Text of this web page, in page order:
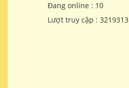
Đang online : 10
Lượt truy cập : 3219313